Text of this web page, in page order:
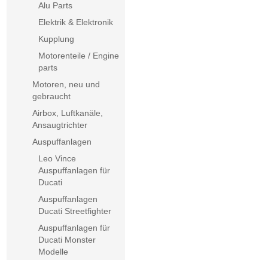
Alu Parts
Elektrik & Elektronik
Kupplung
Motorenteile / Engine
parts
Motoren, neu und
gebraucht
Airbox, Luftkanäle,
Ansaugtrichter
Auspuffanlagen
Leo Vince
Auspuffanlagen für
Ducati
Auspuffanlagen
Ducati Streetfighter
Auspuffanlagen für
Ducati Monster
Modelle